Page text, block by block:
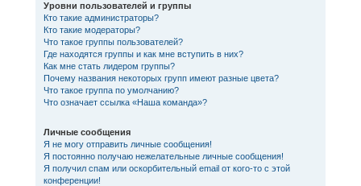
Уровни пользователей и группы
Кто такие администраторы?
Кто такие модераторы?
Что такое группы пользователей?
Где находятся группы и как мне вступить в них?
Как мне стать лидером группы?
Почему названия некоторых групп имеют разные цвета?
Что такое группа по умолчанию?
Что означает ссылка «Наша команда»?
Личные сообщения
Я не могу отправить личные сообщения!
Я постоянно получаю нежелательные личные сообщения!
Я получил спам или оскорбительный email от кого-то с этой
конференции!